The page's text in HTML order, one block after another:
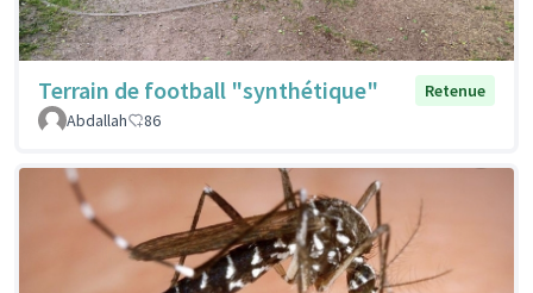
Terrain de football "synthétique"
Retenue
Abdallah
86